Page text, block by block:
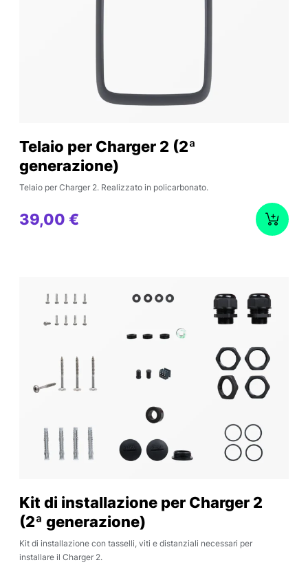
Telaio per Charger 2 (2ª
generazione)
Telaio per Charger 2. Realizzato in policarbonato.
39,00 €
Kit di installazione per Charger 2
(2ª generazione)
Kit di installazione con tasselli, viti e distanziali necessari per
installare il Charger 2.